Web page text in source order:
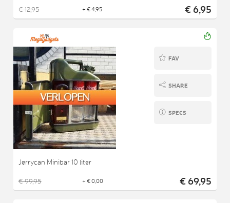
€ 12,95
+ € 4,95 € 6,95
FAV
SHARE
SPECS
Jerrycan Minibar 10 liter
€ 99,95 + € 0,00 € 69,95